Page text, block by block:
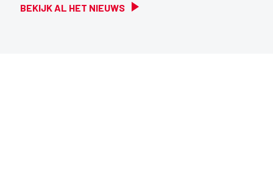
BEKIJK AL HET NIEUWS